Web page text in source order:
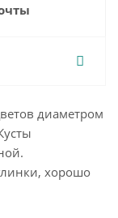
диаметром
хорошо